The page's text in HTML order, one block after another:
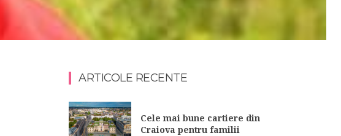
ARTICOLE RECENTE
Cele mai bune cartiere din
Craiova pentru familii